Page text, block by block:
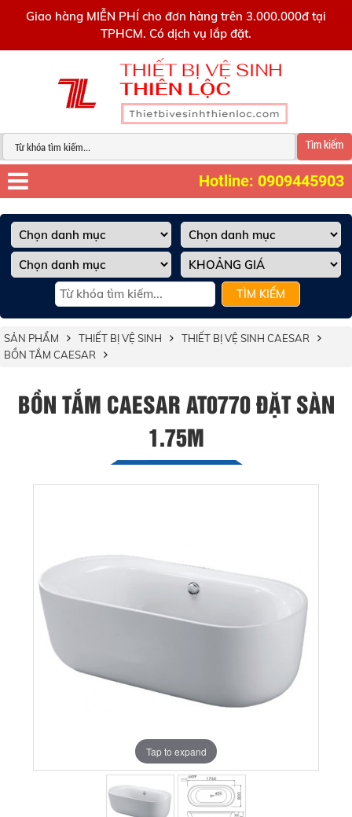
Giao hàng MIỄN PHÍ cho đơn hàng trên 3.000.000đ tại
TPHCM. Có dịch vụ lắp đặt.
Tìm kiếm
Hotline: 0909445903
TÌM KIẾM
SẢN PHẨM THIẾT BỊ VỆ SINH
THIẾT BỊ VỆ SINH CAESAR
BỒN TẮM CAESAR
BỒN TẮM CAESAR AT0770 ĐẶT SÀN
1.75M
Tap to expand
Tap to expand
0909445903